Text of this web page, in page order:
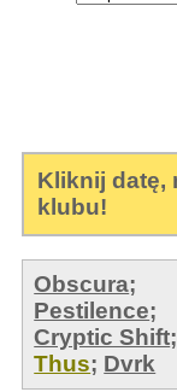
Kliknij datę,
klubu!
Obscura;
Pestilence;
Cryptic Shift;
Thus; Dvrk